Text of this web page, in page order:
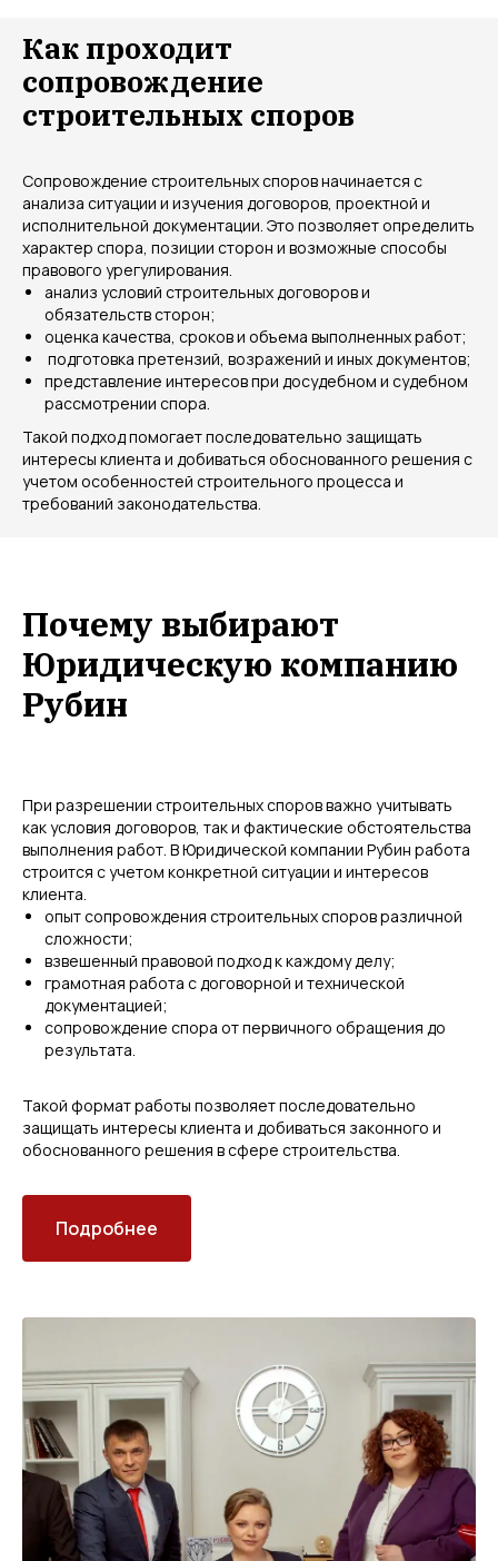
Как проходит
сопровождение
строительных споров
Сопровождение строительных споров начинается с
анализа ситуации и изучения договоров, проектной и
исполнительной документации. Это позволяет определить
характер спора, позиции сторон и возможные способы
правового урегулирования.
анализ условий строительных договоров и
обязательств сторон;
оценка качества, сроков и объема выполненных работ;
подготовка претензий, возражений и иных документов;
представление интересов при досудебном и судебном
рассмотрении спора.
Такой подход помогает последовательно защищать
интересы клиента и добиваться обоснованного решения с
учетом особенностей строительного процесса и
требований законодательства.
Почему выбирают
Юридическую компанию
Рубин
При разрешении строительных споров важно учитывать
как условия договоров, так и фактические обстоятельства
выполнения работ. В Юридической компании Рубин работа
строится с учетом конкретной ситуации и интересов
клиента.
опыт сопровождения строительных споров различной
сложности;
взвешенный правовой подход к каждому делу;
грамотная работа с договорной и технической
документацией;
сопровождение спора от первичного обращения до
результата.
Такой формат работы позволяет последовательно
защищать интересы клиента и добиваться законного и
обоснованного решения в сфере строительства.
Подробнее